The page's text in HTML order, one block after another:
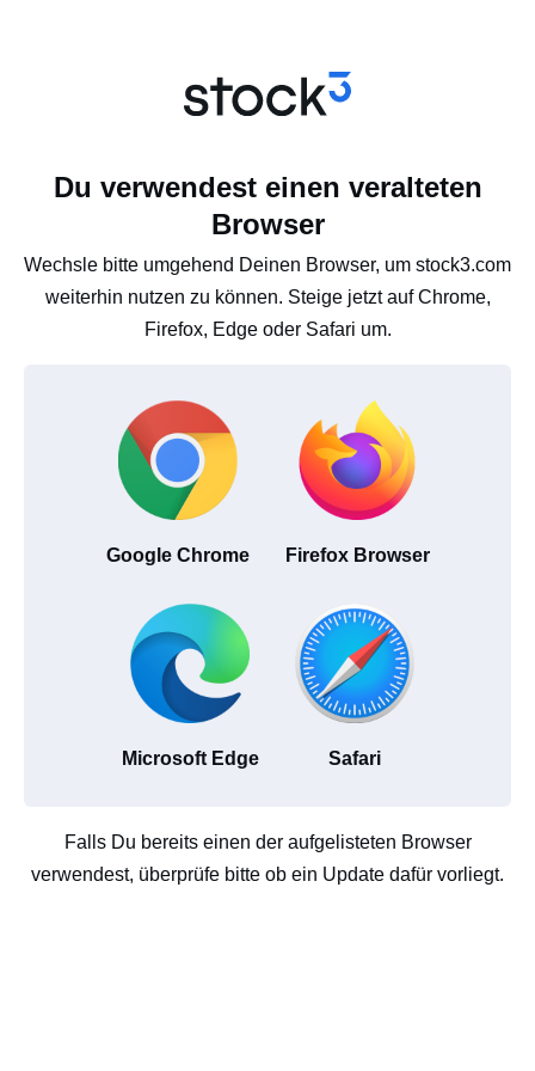
Du verwendest einen veralteten
Browser
Wechsle bitte umgehend Deinen Browser, um stock3.com
weiterhin nutzen zu können. Steige jetzt auf Chrome,
Firefox, Edge oder Safari um.
Google Chrome Firefox Browser
Microsoft Edge Safari
Falls Du bereits einen der aufgelisteten Browser
verwendest, überprüfe bitte ob ein Update dafür vorliegt.